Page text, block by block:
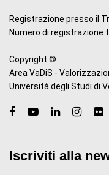
Registrazione presso il
Numero di registrazione
Copyright ©
Area VaDiS -
Università degli Studi di
Iscriviti alla